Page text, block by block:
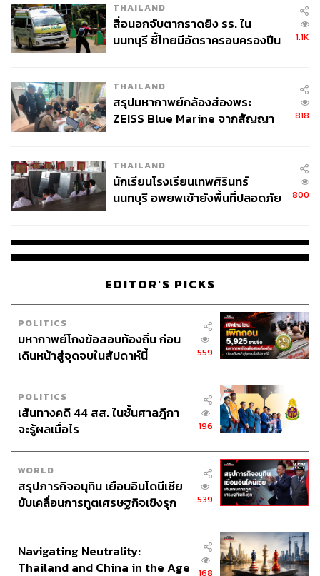
ABOUT THE AUTHOR
ABOUT THE PHOTOGRAPHER
THAILAND
สื่อนอกจับตากราดยิง รร. ใน
นนทบุรี ชี้ไทยมีอัตราครอบครองปืน
1.1K
THAILAND
สรุปมหากาพย์กล้องส่องพระ
ZEISS Blue Marine จากสัญญา
จ่ายหนี้-แอบระบุแบรนด์
818
THAILAND
นักเรียนโรงเรียนเทพศิรินทร์
นนทบุรี อพยพเข้ายังพื้นที่ปลอดภัย
800
EDITOR'S PICKS
POLITICS
มหากาพย์โกงข้อสอบท้องถิ่น ก่อน
เดินหน้าสู่จุดจบในสัปดาห์นี้
559
POLITICS
เส้นทางคดี 44 สส. ในชั้นศาลฎีกา
จะรู้ผลเมื่อไร
196
WORLD
สรุปภารกิจอนุทิน เยือนอินโดนีเซีย
ขับเคลื่อนการทูตเศรษฐกิจเชิงรุก
539
Navigating Neutrality:
Thailand and China in the Age
168